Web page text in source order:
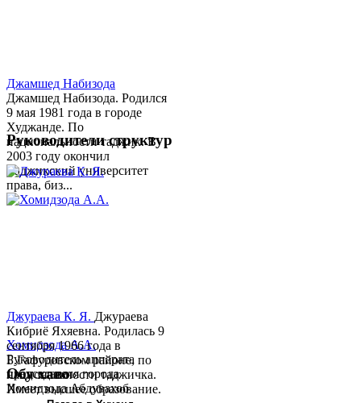
Джамшед Набизода
Джамшед Набизода. Родился
9 мая 1981 года в городе
Худжанде. По
национальности таджик. В
2003 году окончил
Таджикский университет
права, биз...
Хомидзода А.А.
Руководитель аппарата
председателя города
Хомидзода Абдувахоб
Руководители структур
Джураева К. Я. Джураева
Кибриё Яхяевна. Родилась 9
сентября 1966 года в
Б.Гафуровском районе, по
национальности таджичка.
Имеет высшее образование.
Обу хаво